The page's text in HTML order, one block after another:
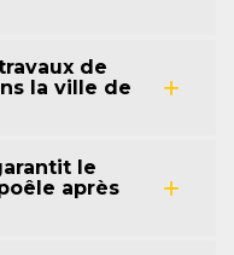
de
la ville de
le
après